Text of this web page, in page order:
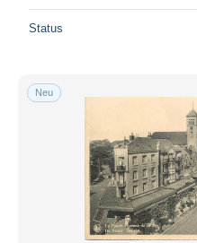
Status
Neu